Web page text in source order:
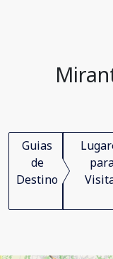
Guias
de
Destino